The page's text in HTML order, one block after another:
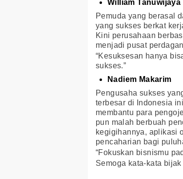
William Tanuwijaya
Pemuda yang berasal
yang sukses berkat
Kini perusahaan
menjadi pusat
“Kesuksesan hanya
sukses.”
Nadiem Makarim
Pengusaha sukses
terbesar di Indonesia
membantu para
pun malah berbuah
kegigihannya, aplikasi
pencaharian bagi
“Fokuskan bisnismu
Semoga kata-kata